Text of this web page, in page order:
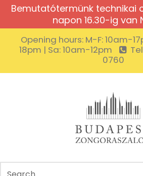
Bemutatótermünk technikai
napon 16.30-ig van
Opening hours: M-F: 10am-
18pm | Sa: 10am-12pm
0760